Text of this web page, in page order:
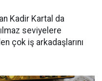
Kadir Kartal da
seviyelere
çok iş arkadaşlarını